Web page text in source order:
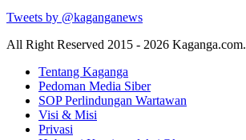
Tweets by @kaganganews
All Right Reserved 2015 - 2026 Kaganga.com.
Tentang Kaganga
Pedoman Media Siber
SOP Perlindungan Wartawan
Visi & Misi
Privasi